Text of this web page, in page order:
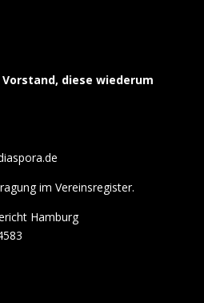
diese wiederum
im Vereinsregister.
Hamburg